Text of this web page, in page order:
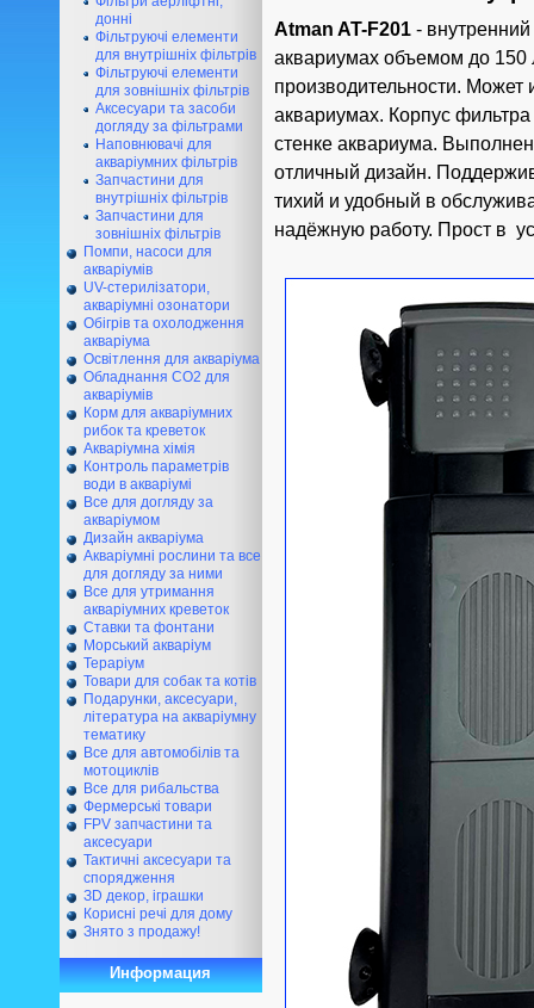
донні
Фільтруючі елементи
для внутрішніх фільтрів
Фільтруючі елементи
для зовнішніх фільтрів
Аксесуари та засоби
догляду за фільтрами
Наповнювачі для
акваріумних фільтрів
Запчастини для
внутрішніх фільтрів
Запчастини для
зовнішніх фільтрів
Помпи, насоси для
акваріумів
UV-стерилізатори,
акваріумні озонатори
Обігрів та охолодження
акваріума
Освітлення для акваріума
Обладнання CO2 для
акваріумів
Корм для акваріумних
рибок та креветок
Акваріумна хімія
Контроль параметрів
води в акваріумі
Все для догляду за
акваріумом
Дизайн акваріума
Акваріумні рослини та все
для догляду за ними
Все для утримання
акваріумних креветок
Ставки та фонтани
Морський акваріум
Тераріум
Товари для собак та котів
Подарунки, аксесуари,
література на акваріумну
тематику
Все для автомобілів та
мотоциклів
Все для рибальства
Фермерські товари
FPV запчастини та
аксесуари
Тактичні аксесуари та
спорядження
ЗD декор, іграшки
Корисні речі для дому
Знято з продажу!
Информация
Atman AT-F201 -
аквариумах объемом до 150
производительности. Может
аквариумах. Корпус
стенке аквариума.
отличный дизайн.
тихий и удобный в
надёжную работу. Прост в